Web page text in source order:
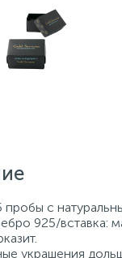
пробы с
925/вставка:
украшения